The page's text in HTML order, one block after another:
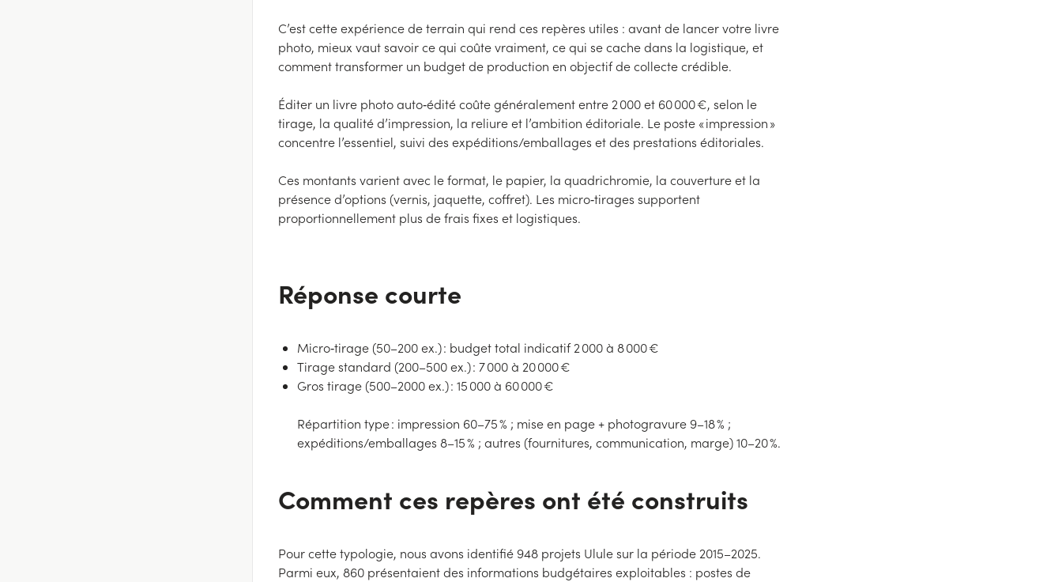
C’est cette expérience de terrain qui rend ces repères utiles : avant de lancer votre livre
photo, mieux vaut savoir ce qui coûte vraiment, ce qui se cache dans la logistique, et
comment transformer un budget de production en objectif de collecte crédible.
Éditer un livre photo auto‑édité coûte généralement entre 2 000 et 60 000 €, selon le
tirage, la qualité d’impression, la reliure et l’ambition éditoriale. Le poste « impression »
concentre l’essentiel, suivi des expéditions/emballages et des prestations éditoriales.
Ces montants varient avec le format, le papier, la quadrichromie, la couverture et la
présence d’options (vernis, jaquette, coffret). Les micro‑tirages supportent
proportionnellement plus de frais fixes et logistiques.
Réponse courte
Micro‑tirage (50–200 ex.) : budget total indicatif 2 000 à 8 000 €
Tirage standard (200–500 ex.) : 7 000 à 20 000 €
Gros tirage (500–2000 ex.) : 15 000 à 60 000 €
Répartition type : impression 60–75 % ; mise en page + photogravure 9–18 % ;
expéditions/emballages 8–15 % ; autres (fournitures, communication, marge) 10–20 %.
Comment ces repères ont été construits
Pour cette typologie, nous avons identifié 948 projets Ulule sur la période 2015–2025.
Parmi eux, 860 présentaient des informations budgétaires exploitables : postes de